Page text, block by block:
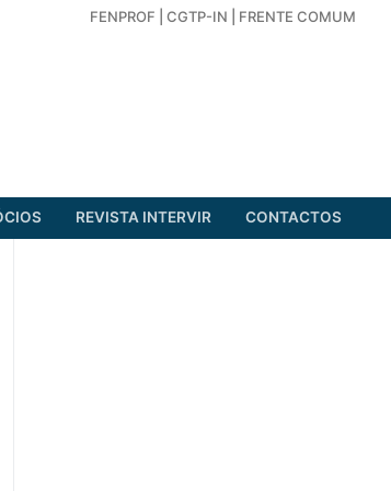
FENPROF CGTP-IN FRENTE COMUM
REVISTA INTERVIR CONTACTOS